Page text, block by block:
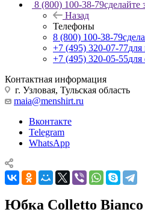
8 (800) 100-38-79сделайте
Назад
Телефоны
8 (800) 100-38-79
+7 (495) 320-07-77
+7 (495) 320-05-55для
Контактная информация
г. Узловая, Тульская область
maia@menshirt.ru
Вконтакте
Telegram
WhatsApp
Юбка Colletto Bianco